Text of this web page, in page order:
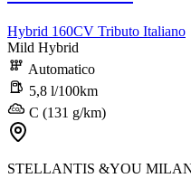
Hybrid 160CV Tributo Italiano
Mild Hybrid
Automatico
5,8 l/100km
C (131 g/km)
STELLANTIS &YOU